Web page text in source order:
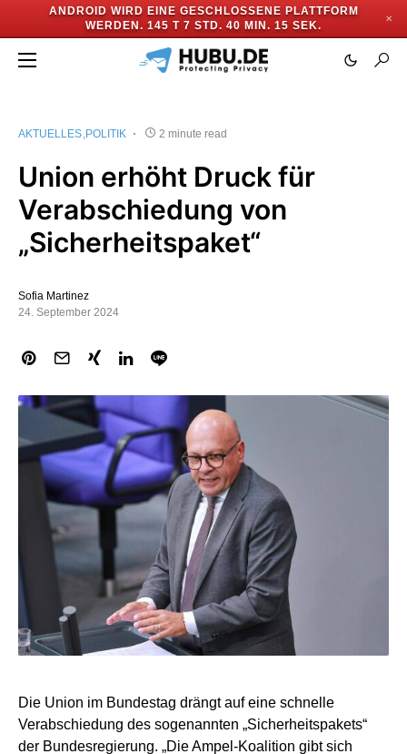
ANDROID WIRD EINE GESCHLOSSENE PLATTFORM
WERDEN. 145 T 7 STD. 40 MIN. 14 SEK.
✕
AKTUELLES POLITIK 2 minute read
Union erhöht Druck für
Verabschiedung von
„Sicherheitspaket“
Sofia Martinez
24. September 2024
Die Union im Bundestag drängt auf eine schnelle
Verabschiedung des sogenannten „Sicherheitspakets“
der Bundesregierung. „Die Ampel-Koalition gibt sich